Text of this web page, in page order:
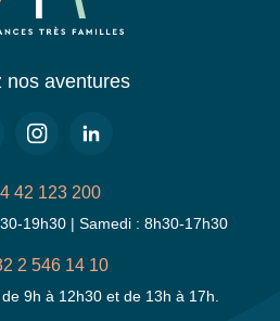
nos aventures
42 123 200
19h30 | Samedi : 8h30-17h30
2 546 14 10
9h à 12h30 et de 13h à 17h.